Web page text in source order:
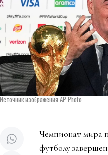
Источник изображения AP Photo
Чемпионат мира
футболу завершен.